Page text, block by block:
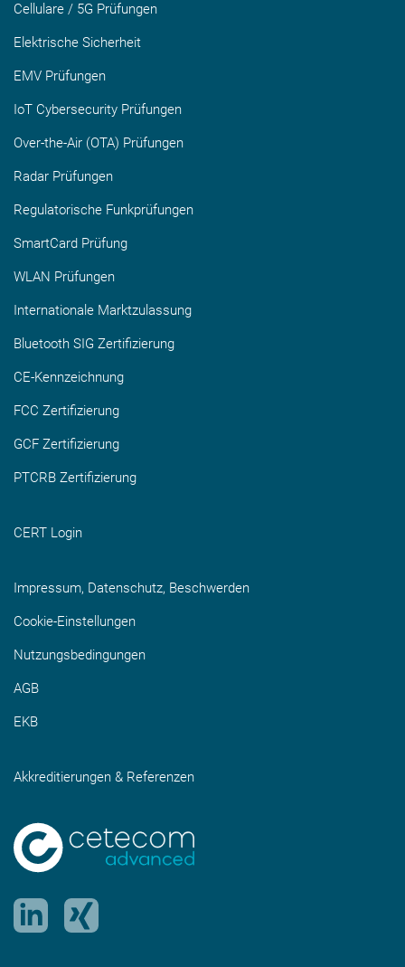
Cellulare / 5G Prüfungen
Elektrische Sicherheit
EMV Prüfungen
IoT Cybersecurity Prüfungen
Over-the-Air (OTA) Prüfungen
Radar Prüfungen
Regulatorische Funkprüfungen
SmartCard Prüfung
WLAN Prüfungen
Internationale Marktzulassung
Bluetooth SIG Zertifizierung
CE-Kennzeichnung
FCC Zertifizierung
GCF Zertifizierung
PTCRB Zertifizierung
CERT Login
Impressum, Datenschutz, Beschwerden
Cookie-Einstellungen
Nutzungsbedingungen
AGB
EKB
Akkreditierungen & Referenzen